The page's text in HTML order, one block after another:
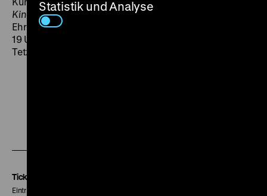
Kinder Palästinas1980 mit dem Hani-Jawharyia
Ehrenpreis der PLO ausgezeichnet. (in) SA 30.05. um
19 Uhr + DI 09.06. um 20 Uhr · Zu Gast am 30.05.: Kurt
Tetzlaff, Einführung am 09.06.: Irit Neidhardt
Tickets
Eintritt 5 €
Statistik und Analyse